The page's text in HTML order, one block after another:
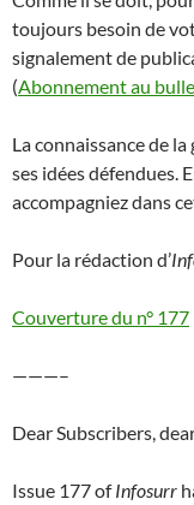
toujours besoin de
signalement de
(Abonnement au
La connaissance de
ses idées défendues.
accompagniez dans
Pour la rédaction d’
Couverture du n° 177
———–
Dear Subscribers,
Issue 177 ofInfosurr